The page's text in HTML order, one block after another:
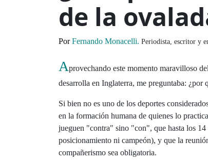
de la
PorFernando Monacelli. Periodista, escritor y
Aprovechando este momento maravilloso
desarrolla en Inglaterra, me preguntaba:
Si bien no es uno de los deportes
en la formación humana de quienes lo
jueguen "contra" sino "con", que hasta los
posicionamiento ni campeón), y que la
compañerismo sea obligatoria.